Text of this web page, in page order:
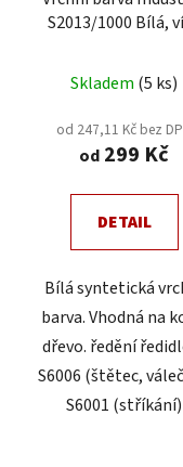
S2013/1000 Bílá,
Skladem (5 ks)
od 247,11 Kč bez
od 299 Kč
DETAIL
Bílá syntetická
barva. Vhodná na
dřevo. ředění
S6006 (štětec,
S6001 (stříkání)